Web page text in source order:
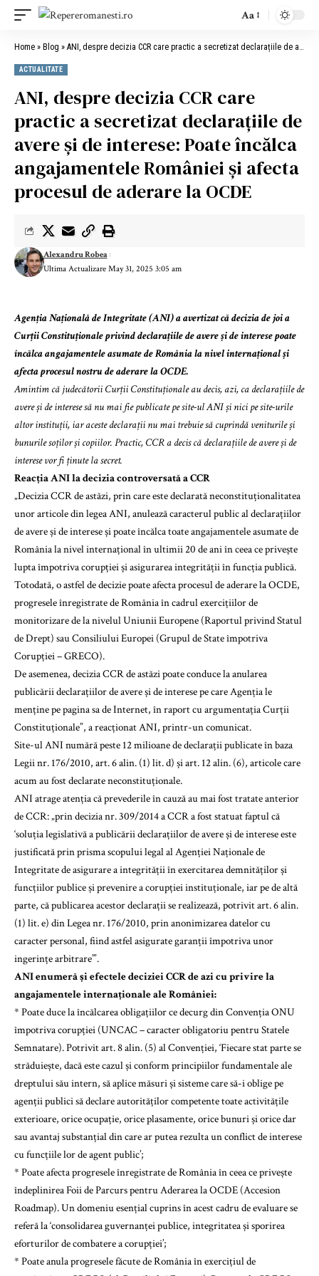
Aa
Home » Blog » ANI, despre decizia CCR care practic a secretizat declarațiile de avere și de interese: Poate încălca angajamentele României și afecta procesul de aderare la OCDE
ACTUALITATE
ANI, despre decizia CCR care
practic a secretizat declarațiile de
avere și de interese: Poate încălca
angajamentele României și afecta
procesul de aderare la OCDE
Ultima Actualizare May 31, 2025 3:05 am
Alexandru Robea
Agenția Națională de Integritate (ANI) a avertizat că decizia de joi a
Curții Constituționale privind declarațiile de avere și de interese poate
încălca angajamentele asumate de România la nivel internațional și
afecta procesul nostru de aderare la OCDE.
Amintim că judecătorii Curții Constituționale au decis, azi, ca declarațiile de
avere și de interese să nu mai fie publicate pe site-ul ANI și nici pe site-urile
altor instituții, iar aceste declarații nu mai trebuie să cuprindă veniturile și
bunurile soților și copiilor. Practic, CCR a decis că declarațiile de avere și de
interese vor fi ținute la secret.
Reacția ANI la decizia controversată a CCR
„Decizia CCR de astăzi, prin care este declarată neconstituționalitatea
unor articole din legea ANI, anulează caracterul public al declarațiilor
de avere și de interese și poate încălca toate angajamentele asumate de
România la nivel internațional în ultimii 20 de ani în ceea ce privește
lupta împotriva corupției și asigurarea integrității în funcția publică.
Totodată, o astfel de decizie poate afecta procesul de aderare la OCDE,
progresele înregistrate de România în cadrul exercițiilor de
monitorizare de la nivelul Uniunii Europene (Raportul privind Statul
de Drept) sau Consiliului Europei (Grupul de State împotriva
Corupției – GRECO).
De asemenea, decizia CCR de astăzi poate conduce la anularea
publicării declarațiilor de avere și de interese pe care Agenția le
menține pe pagina sa de Internet, în raport cu argumentația Curții
Constituționale”, a reacționat ANI, printr-un comunicat.
Site-ul ANI numără peste 12 milioane de declarații publicate în baza
Legii nr. 176/2010, art. 6 alin. (1) lit. d) și art. 12 alin. (6), articole care
acum au fost declarate neconstituționale.
ANI atrage atenția că prevederile în cauză au mai fost tratate anterior
de CCR: „prin decizia nr. 309/2014 a CCR a fost statuat faptul că
‘soluția legislativă a publicării declarațiilor de avere și de interese este
justificată prin prisma scopului legal al Agenției Naționale de
Integritate de asigurare a integrității în exercitarea demnităților și
funcțiilor publice și prevenire a corupției instituționale, iar pe de altă
parte, că publicarea acestor declarații se realizează, potrivit art. 6 alin.
(1) lit. e) din Legea nr. 176/2010, prin anonimizarea datelor cu
caracter personal, fiind astfel asigurate garanții împotriva unor
ingerințe arbitrare’”.
ANI enumeră și efectele deciziei CCR de azi cu privire la
angajamentele internaționale ale României:
* Poate duce la încălcarea obligațiilor ce decurg din Convenția ONU
împotriva corupției (UNCAC – caracter obligatoriu pentru Statele
Semnatare). Potrivit art. 8 alin. (5) al Convenției, ‘Fiecare stat parte se
străduiește, dacă este cazul și conform principiilor fundamentale ale
dreptului său intern, să aplice măsuri și sisteme care să-i oblige pe
agenții publici să declare autorităților competente toate activitățile
exterioare, orice ocupație, orice plasamente, orice bunuri și orice dar
sau avantaj substanțial din care ar putea rezulta un conflict de interese
cu funcțiile lor de agent public’;
* Poate afecta progresele înregistrate de România în ceea ce privește
îndeplinirea Foii de Parcurs pentru Aderarea la OCDE (Accesion
Roadmap). Un domeniu esențial cuprins în acest cadru de evaluare se
referă la ‘consolidarea guvernanței publice, integritatea și sporirea
eforturilor de combatere a corupției’;
* Poate anula progresele făcute de România în exercițiul de